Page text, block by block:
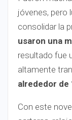
jóvenes, pero
consolidar la
usaron una
resultado fue
altamente
alrededor de
Con este